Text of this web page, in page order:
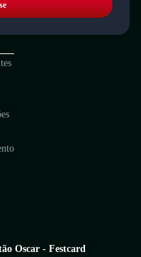
Oscar - Festcard